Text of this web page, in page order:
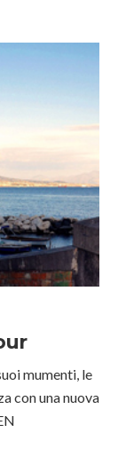
mumenti, le
con una nuova